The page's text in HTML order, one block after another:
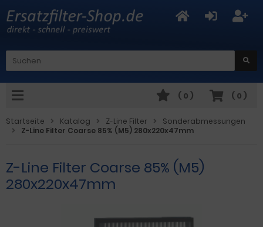
( 0 )
( 0 )
Startseite Katalog Z-Line Filter
Sonderabmessungen
Z-Line Filter Coarse 85% (M5) 280x220x47mm
Z-Line Filter Coarse 85% (M5)
280x220x47mm